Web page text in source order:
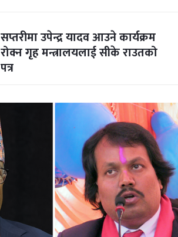
सप्तरीमा उपेन्द्र यादव आउने कार्यक्रम
रोक्न गृह मन्त्रालयलाई सीके राउतको
पत्र